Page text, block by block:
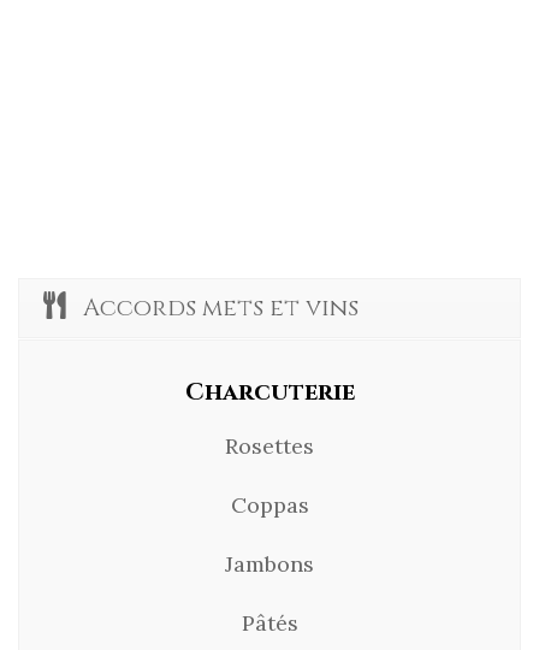
Accords mets et vins
Charcuterie
Rosettes
Coppas
Jambons
Pâtés